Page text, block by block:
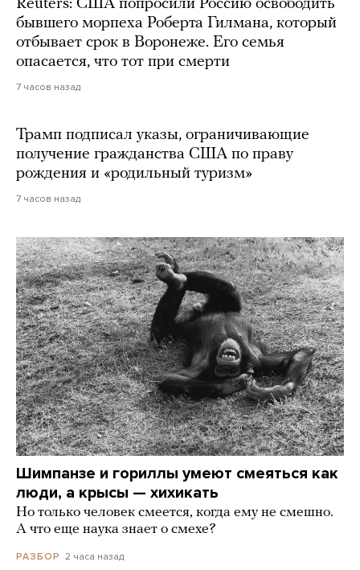
Reuters: США попросили Россию освободить
бывшего морпеха Роберта Гилмана, который
отбывает срок в Воронеже. Его семья
опасается, что тот при смерти
7 часов назад
Трамп подписал указы, ограничивающие
получение гражданства США по праву
рождения и «родильный туризм»
7 часов назад
Шимпанзе и гориллы умеют смеяться как
люди, а крысы — хихикать
Но только человек смеется, когда ему не смешно.
А что еще наука знает о смехе?
РАЗБОР 2 часа назад